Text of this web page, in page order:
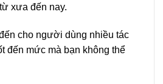
xưa đến nay.
cho người dùng nhiều tác
đến mức mà bạn không thể